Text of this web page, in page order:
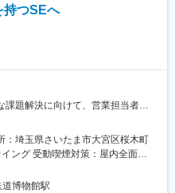
裁量を持って提案できる構造の中
製品に携われます。部門連携や
の成長機会も豊富です。
20代～50代前半まで幅広い年齢
視し、意見を尊重し合える風土が
ートの話も気兼ねなくできる、
ニアとしての経験を積みながら、
と段階的にステップアップ。ス
成も可能です。
持つSEへ
題解決に向けて、営業担当者と
のお困りごとを技術的な側面から
：埼玉県さいたま市大宮区桜木町
グ 受動喫煙対策：屋内全面禁
業所（リモートワーク含む）
博物館駅